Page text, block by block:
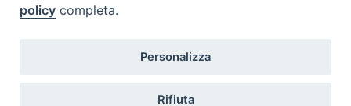
policy completa.
Personalizza
Rifiuta